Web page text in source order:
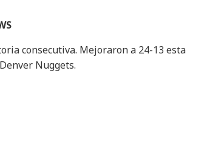
consecutiva. Mejoraron a 24-13 esta
Nuggets.